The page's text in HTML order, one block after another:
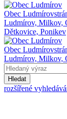
Obec Ludmírov
Ludmírov, Milkov,
Dětkovice, Ponikev
Obec Ludmírov
Ludmírov, Milkov,
Hledat
rozšířené